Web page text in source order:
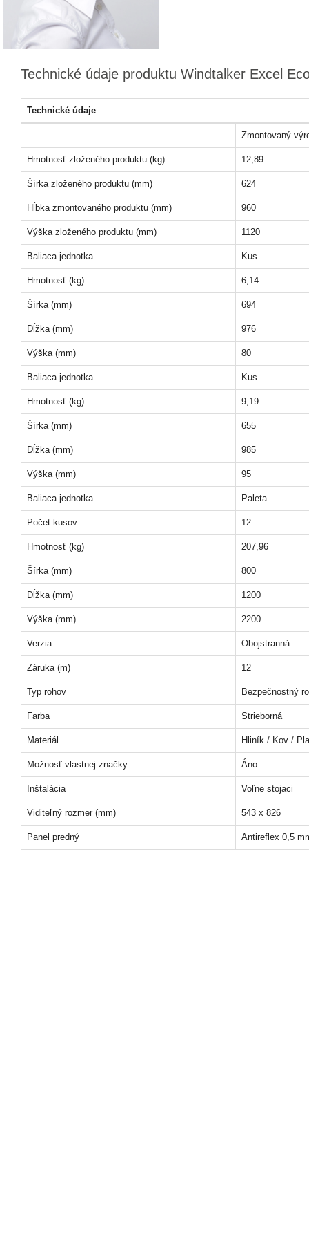
Technické údaje produktu Windtalker Excel
Technické údaje
Zmontovaný
Hmotnosť zloženého produktu (kg) 12,89
Šírka zloženého produktu (mm) 624
Hĺbka zmontovaného produktu (mm) 960
Výška zloženého produktu (mm) 1120
Baliaca jednotka Kus
Hmotnosť (kg) 6,14
Šírka (mm) 694
Dĺžka (mm) 976
Výška (mm) 80
Baliaca jednotka Kus
Hmotnosť (kg) 9,19
Šírka (mm) 655
Dĺžka (mm) 985
Výška (mm) 95
Baliaca jednotka Paleta
Počet kusov 12
Hmotnosť (kg) 207,96
Šírka (mm) 800
Dĺžka (mm) 1200
Výška (mm) 2200
Verzia Obojstranná
Záruka (m) 12
Typ rohov Bezpečnostný
Farba Strieborná
Materiál Hliník / Kov /
Možnosť vlastnej značky Áno
Inštalácia Voľne stojaci
Viditeľný rozmer (mm) 543 x 826
Panel predný Antireflex 0,5